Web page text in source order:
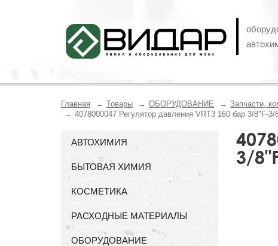
Главная Товары ОБОРУДОВАНИЕ Запчасти,
4078000047 Регулятор давления VRT3 160 бар 3/8"F-
АВТОХИМИЯ
БЫТОВАЯ ХИМИЯ
КОСМЕТИКА
РАСХОДНЫЕ МАТЕРИАЛЫ
ОБОРУДОВАНИЕ
3/